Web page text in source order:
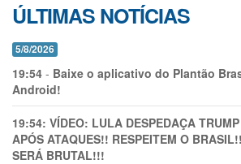
ÚLTIMAS NOTÍCIAS
5/8/2026
19:54 - Baixe o aplicativo do Plantão
Android!
19:54: VÍDEO: LULA DESPEDAÇA
APÓS ATAQUES!! RESPEITEM O
SERÁ BRUTAL!!!